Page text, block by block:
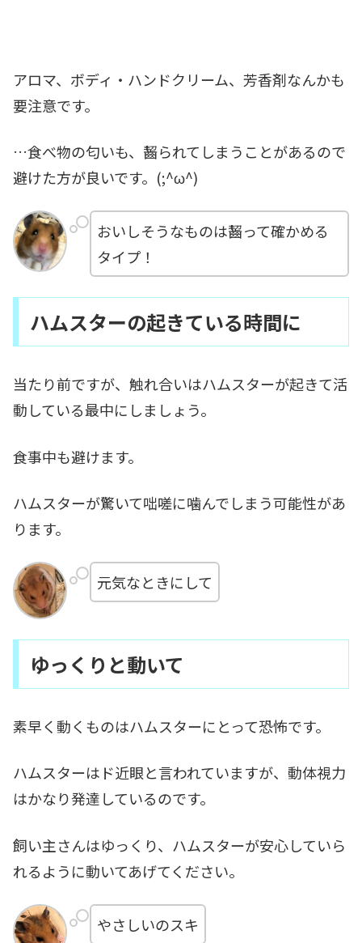
アロマ、ボディ・ハンドクリーム、芳香剤なんかも
要注意です。
…食べ物の匂いも、齧られてしまうことがあるので
避けた方が良いです。(;^ω^)
おいしそうなものは齧って確かめる
タイプ！
ハムスターの起きている時間に
当たり前ですが、触れ合いはハムスターが起きて活
動している最中にしましょう。
食事中も避けます。
ハムスターが驚いて咄嗟に噛んでしまう可能性があ
ります。
元気なときにして
ゆっくりと動いて
素早く動くものはハムスターにとって恐怖です。
ハムスターはド近眼と言われていますが、動体視力
はかなり発達しているのです。
飼い主さんはゆっくり、ハムスターが安心していら
れるように動いてあげてください。
やさしいのスキ